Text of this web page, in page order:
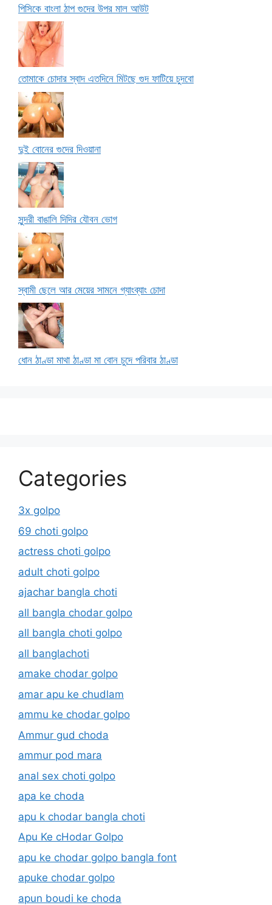
পিসিকে বাংলা ঠাপ গুদের উপর মাল আউট
তোমাকে চোদার স্বাদ এতদিনে মিটছে গুদ ফাটিয়ে চুদবো
দুই বোনের গুদের দিওয়ানা
সুন্দরী বাঙালি দিদির যৌবন ভোগ
স্বামী ছেলে আর মেয়ের সামনে গ্যাংব্যাং চোদা
ধোন ঠাণ্ডা মাথা ঠাণ্ডা মা বোন চুদে পরিবার ঠাণ্ডা
Categories
3x golpo
69 choti golpo
actress choti golpo
adult choti golpo
ajachar bangla choti
all bangla chodar golpo
all bangla choti golpo
all banglachoti
amake chodar golpo
amar apu ke chudlam
ammu ke chodar golpo
Ammur gud choda
ammur pod mara
anal sex choti golpo
apa ke choda
apu k chodar bangla choti
Apu Ke cHodar Golpo
apu ke chodar golpo bangla font
apuke chodar golpo
apun boudi ke choda